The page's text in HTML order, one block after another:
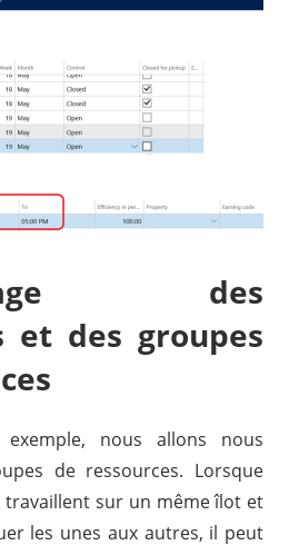
des
et des groupes
nous allons nous
de ressources. Lorsque
travaillent sur un même îlot et
les unes aux autres, il peut